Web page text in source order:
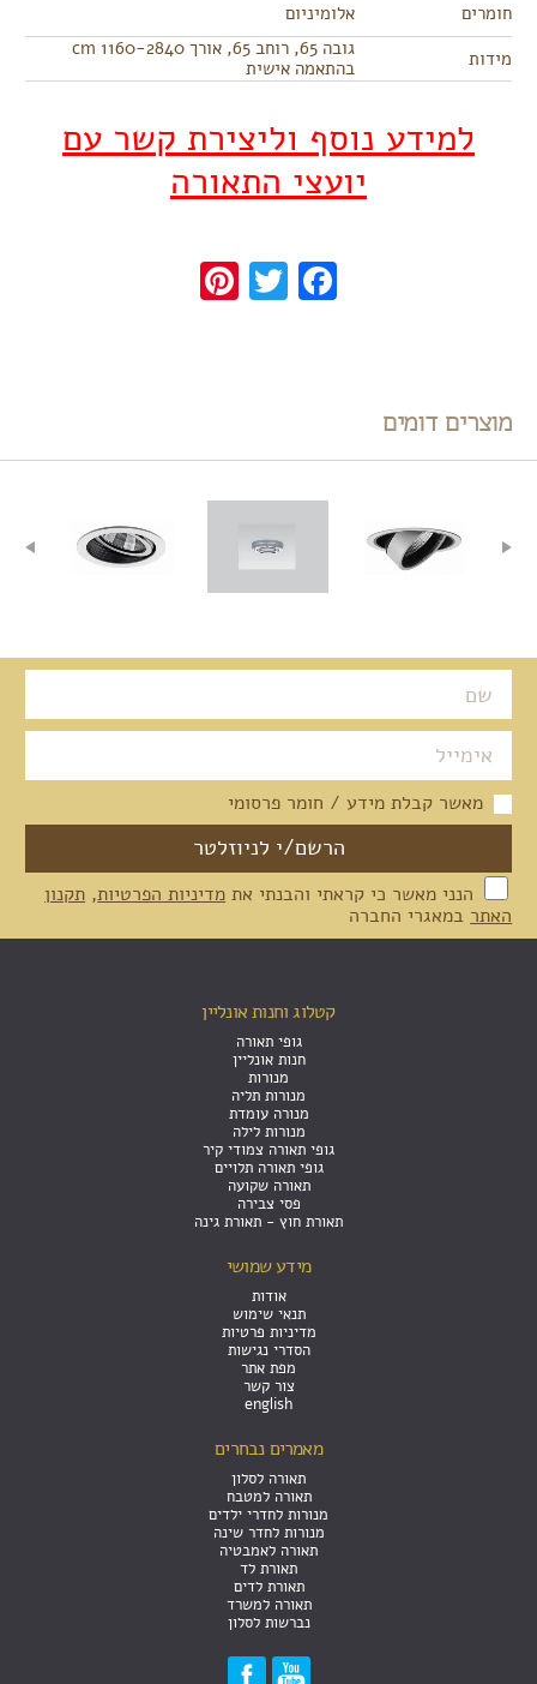
חומרים
אלומיניום
מידות
גובה 65, רוחב 65, אורך cm 1160-2840
בהתאמה אישית
למידע נוסף וליצירת קשר עם
יועצי התאורה
Facebook
Twitter
Pinterest
מוצרים דומים
מאשר קבלת מידע / חומר פרסומי
הנני מאשר כי קראתי והבנתי את מדיניות הפרטיות, תקנון
האתר במאגרי החברה
קטלוג וחנות אונליין
גופי תאורה
חנות אונליין
מנורות
מנורות תליה
מנורה עומדת
מנורות לילה
גופי תאורה צמודי קיר
גופי תאורה תלויים
תאורה שקועה
פסי צבירה
תאורת חוץ - תאורת גינה
מידע שמושי
אודות
תנאי שימוש
מדיניות פרטיות
הסדרי נגישות
מפת אתר
צור קשר
english
מאמרים נבחרים
תאורה לסלון
תאורה למטבח
מנורות לחדרי ילדים
מנורות לחדר שינה
תאורה לאמבטיה
תאורת לד
תאורת לדים
תאורה למשרד
נברשות לסלון